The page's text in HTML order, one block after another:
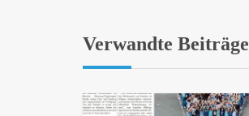
Verwandte Beiträge